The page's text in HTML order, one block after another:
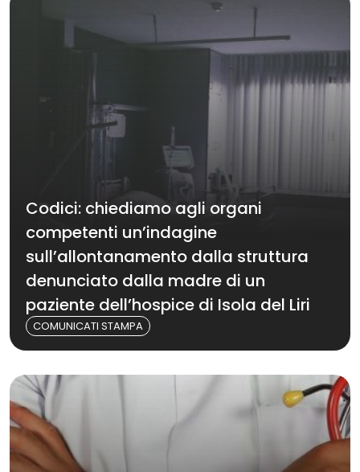
Codici: chiediamo agli organi
competenti un’indagine
sull’allontanamento dalla struttura
denunciato dalla madre di un
paziente dell’hospice di Isola del Liri
COMUNICATI STAMPA